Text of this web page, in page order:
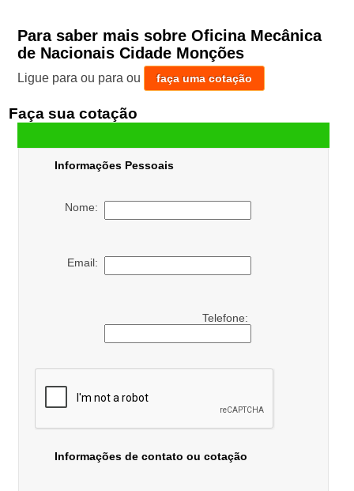
Para saber mais sobre Oficina Mecânica
de Nacionais Cidade Monções
Ligue para ou para ou faça uma cotação
Faça sua cotação
Informações Pessoais
Nome:
Email:
Telefone:
Informações de contato ou cotação